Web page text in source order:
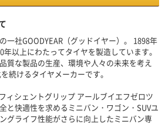
社GOODYEAR（グッドイヤー）。 1898年
以上にわたってタイヤを製造しています。
質な製品の生産、環境や人々の未来を考え
続けるタイヤメーカーです。
シェントグリップ アールブイエフゼロツ
と快適性を求めるミニバン・ワゴン・SUVユ
グライフ性能がさらに向上したミニバン専